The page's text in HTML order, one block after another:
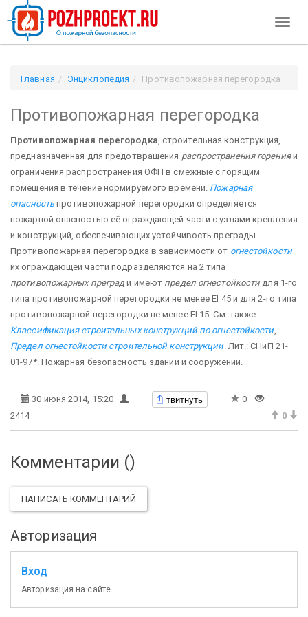
Главная Энциклопедия Противопожарная перегородка
Противопожарная перегородка
Противопожарная перегородка , строительная конструкция,
предназначенная для предотвращения распространения горенияи
ограничения распространения ОФП в смежные с горящим
помещения в течение нормируемого времени. Пожарная
опасностьпротивопожарной перегородки определяется
пожарной опасностью её ограждающей части с узлами крепления
и конструкций, обеспечивающих устойчивость преграды.
Противопожарная перегородка в зависимости от огнестойкости
их ограждающей части подразделяются на 2 типа
противопожарных преград и имеют предел огнестойкости для 1-го
типа противопожарной перегородки не менее ЕI 45 и для 2-го типа
противопожарной перегородки не менее ЕI 15. См. также
Классификация строительных конструкций по огнестойкости,
Предел огнестойкости строительной конструкции. Лит.: СНиП 21-
01-97*. Пожарная безопасность зданий и сооружений.
30 июня 2014, 15:20 твитнуть
0
2414
0
Комментарии ()
НАПИСАТЬ КОММЕНТАРИЙ
Авторизация
Вход
Авторизация на сайте.